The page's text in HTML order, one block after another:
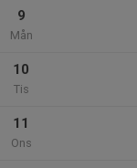
9
Mån
10
Tis
11
Ons